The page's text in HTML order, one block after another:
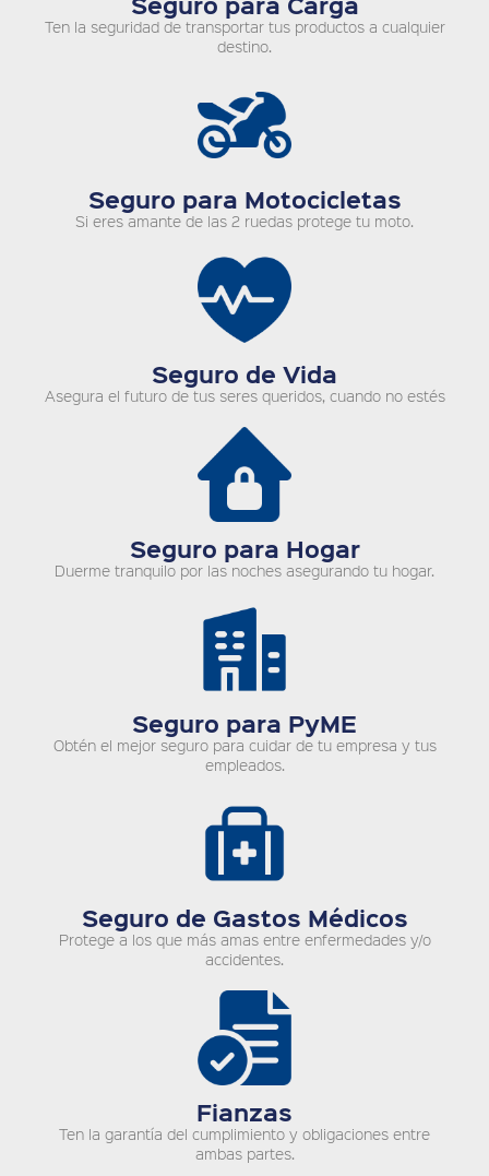
Ten la seguridad de transportar tus productos a cualquier
destino.
Seguro para Motocicletas
Si eres amante de las 2 ruedas protege tu moto.
Seguro de Vida
Asegura el futuro de tus seres queridos, cuando no estés
Seguro para Hogar
Duerme tranquilo por las noches asegurando tu hogar.
Seguro para PyME
Obtén el mejor seguro para cuidar de tu empresa y tus
empleados.
Seguro de Gastos Médicos
Protege a los que más amas entre enfermedades y/o
accidentes.
Fianzas
Ten la garantía del cumplimiento y obligaciones entre
ambas partes.